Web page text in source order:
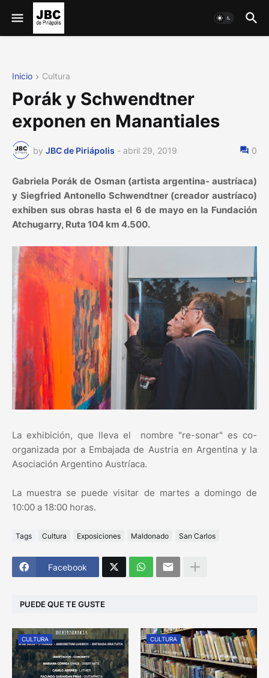
Inicio Cultura
Porák y Schwendtner
exponen en Manantiales
by JBC de Piriápolis - abril 29, 2019 0
Gabriela Porák de Osman (artista argentina- austríaca)
y Siegfried Antonello Schwendtner (creador austríaco)
exhiben sus obras hasta el 6 de mayo en la Fundación
Atchugarry, Ruta 104 km 4.500.
La exhibición, que lleva el nombre "re-sonar" es co-
organizada por a Embajada de Austria en Argentina y la
Asociación Argentino Austríaca.
La muestra se puede visitar de martes a domingo de
10:00 a 18:00 horas.
Tags Cultura Exposiciones Maldonado San Carlos
Facebook
PUEDE QUE TE GUSTE
CULTURA CULTURA